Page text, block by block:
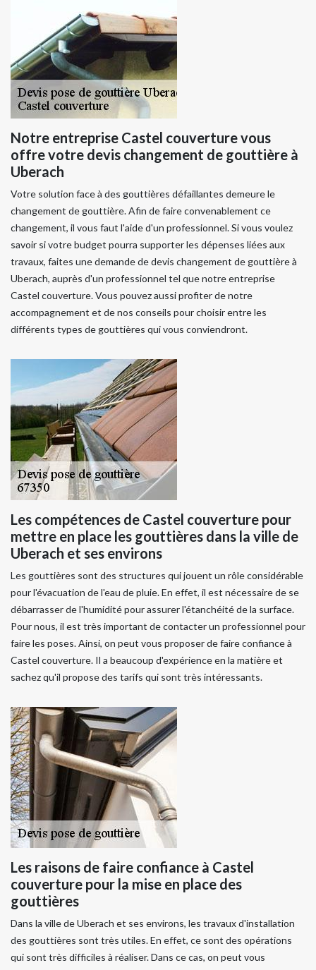
Notre entreprise Castel couverture vous
offre votre devis changement de gouttière à
Uberach
Votre solution face à des gouttières défaillantes demeure le
changement de gouttière. Afin de faire convenablement ce
changement, il vous faut l'aide d'un professionnel. Si vous voulez
savoir si votre budget pourra supporter les dépenses liées aux
travaux, faites une demande de devis changement de gouttière à
Uberach, auprès d'un professionnel tel que notre entreprise
Castel couverture. Vous pouvez aussi profiter de notre
accompagnement et de nos conseils pour choisir entre les
différents types de gouttières qui vous conviendront.
Les compétences de Castel couverture pour
mettre en place les gouttières dans la ville de
Uberach et ses environs
Les gouttières sont des structures qui jouent un rôle considérable
pour l'évacuation de l'eau de pluie. En effet, il est nécessaire de se
débarrasser de l'humidité pour assurer l'étanchéité de la surface.
Pour nous, il est très important de contacter un professionnel pour
faire les poses. Ainsi, on peut vous proposer de faire confiance à
Castel couverture. Il a beaucoup d'expérience en la matière et
sachez qu'il propose des tarifs qui sont très intéressants.
Les raisons de faire confiance à Castel
couverture pour la mise en place des
gouttières
Dans la ville de Uberach et ses environs, les travaux d'installation
des gouttières sont très utiles. En effet, ce sont des opérations
qui sont très difficiles à réaliser. Dans ce cas, on peut vous